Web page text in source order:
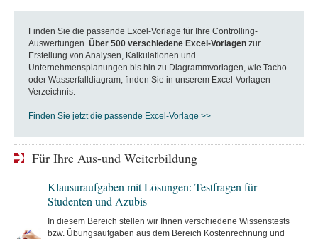
Finden Sie die passende Excel-Vorlage für Ihre Controlling-
Auswertungen. Über 500 verschiedene Excel-Vorlagen zur
Erstellung von Analysen, Kalkulationen und
Unternehmensplanungen bis hin zu Diagrammvorlagen, wie Tacho-
oder Wasserfalldiagram, finden Sie in unserem Excel-Vorlagen-
Verzeichnis.
Finden Sie jetzt die passende Excel-Vorlage >>
Für Ihre Aus-und Weiterbildung
Klausuraufgaben mit Lösungen: Testfragen für
Studenten und Azubis
In diesem Bereich stellen wir Ihnen verschiedene Wissenstests
bzw. Übungsaufgaben aus dem Bereich Kostenrechnung und